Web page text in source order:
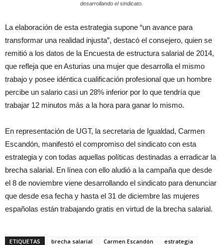
desarrollando el sindicato.
La elaboración de esta estrategia supone “un avance para
transformar una realidad injusta”, destacó el consejero, quien se
remitió a los datos de la Encuesta de estructura salarial de 2014,
que refleja que en Asturias una mujer que desarrolla el mismo
trabajo y posee idéntica cualificación profesional que un hombre
percibe un salario casi un 28% inferior por lo que tendría que
trabajar 12 minutos más a la hora para ganar lo mismo.
En representación de UGT, la secretaria de Igualdad, Carmen
Escandón, manifestó el compromiso del sindicato con esta
estrategia y con todas aquellas políticas destinadas a erradicar la
brecha salarial. En línea con ello aludió a la campaña que desde
el 8 de noviembre viene desarrollando el sindicato para denunciar
que desde esa fecha y hasta el 31 de diciembre las mujeres
españolas están trabajando gratis en virtud de la brecha salarial.
ETIQUETAS brecha salarial Carmen Escandón estrategia